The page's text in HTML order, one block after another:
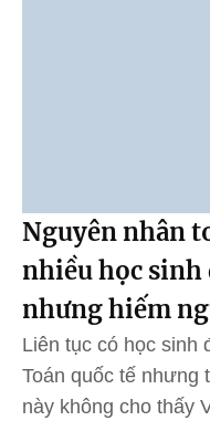
Nguyên nhân
nhiều học sinh
nhưng hiếm
Liên tục có học sinh
Toán quốc tế nhưng
này không cho thấy